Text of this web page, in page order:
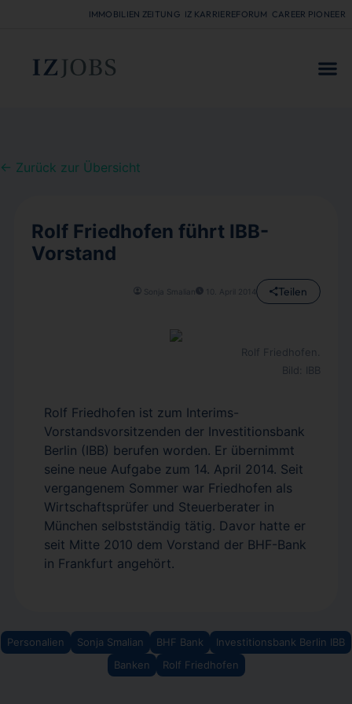
IMMOBILIEN ZEITUNG IZ KARRIEREFORUM CAREER PIONEER
← Zurück zur Übersicht
Rolf Friedhofen führt IBB-
Vorstand
Sonja Smalian 10. April 2014 Teilen
Rolf Friedhofen.
Bild: IBB
Rolf Friedhofen ist zum Interims-
Vorstandsvorsitzenden der Investitionsbank
Berlin (IBB) berufen worden. Er übernimmt
seine neue Aufgabe zum 14. April 2014. Seit
vergangenem Sommer war Friedhofen als
Wirtschaftsprüfer und Steuerberater in
München selbstständig tätig. Davor hatte er
seit Mitte 2010 dem Vorstand der BHF-Bank
in Frankfurt angehört.
Personalien Sonja Smalian BHF Bank
Investitionsbank Berlin IBB
Banken
Rolf Friedhofen